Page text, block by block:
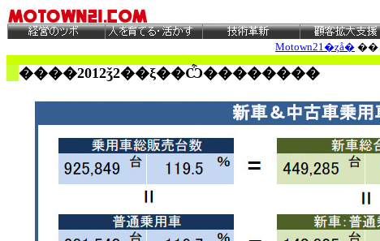
Motown21�ȥå� ��
����2012ǯ2��ξ��Ѽ��������